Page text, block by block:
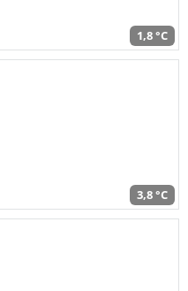
1,8 °C
3,8 °C